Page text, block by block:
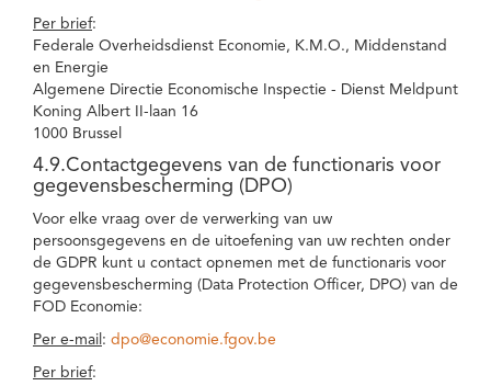
Per brief:
Federale Overheidsdienst Economie, K.M.O., Middenstand
en Energie
Algemene Directie Economische Inspectie - Dienst Meldpunt
Koning Albert II-laan 16
1000 Brussel
4.9.Contactgegevens van de functionaris voor
gegevensbescherming (DPO)
Voor elke vraag over de verwerking van uw
persoonsgegevens en de uitoefening van uw rechten onder
de GDPR kunt u contact opnemen met de functionaris voor
gegevensbescherming (Data Protection Officer, DPO) van de
FOD Economie:
Per e-mail : dpo@economie.fgov.be
Per brief: